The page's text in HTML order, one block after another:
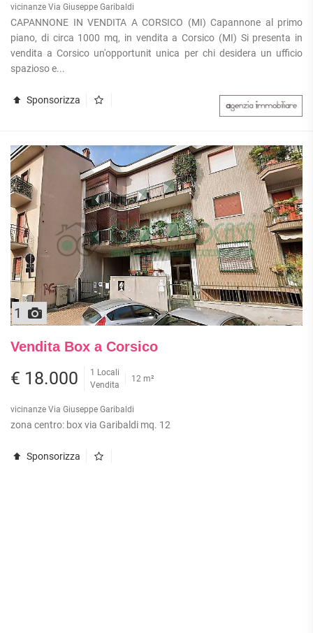
vicinanze Via Giuseppe Garibaldi
CAPANNONE IN VENDITA A CORSICO (MI) Capannone al primo
piano, di circa 1000 mq, in vendita a Corsico (MI) Si presenta in
vendita a Corsico un'opportunit unica per chi desidera un ufficio
spazioso e...
Sponsorizza
1
Vendita Box a Corsico
€ 18.000
1 Locali
Vendita
12 m²
vicinanze Via Giuseppe Garibaldi
zona centro: box via Garibaldi mq. 12
Sponsorizza